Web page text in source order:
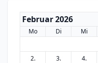
Februar 2026
Mo Di Mi
2.
3. 4.